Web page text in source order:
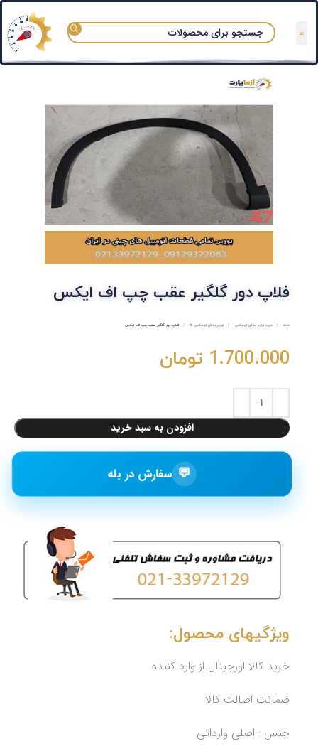
فلاپ دور گلگیر عقب چپ اف ایکس
خانه خرید لوازم یدکی فونیکس لوازم یدکی فونیکس fx فلاپ دور گلگیر عقب چپ اف ایکس
1.700.000 تومان
افزودن به سبد خرید
💬 سفارش در بله
ویژگیهای محصول:
خرید کالا اورجینال از وارد کننده
ضمانت اصالت کالا
جنس : اصلی وارداتی